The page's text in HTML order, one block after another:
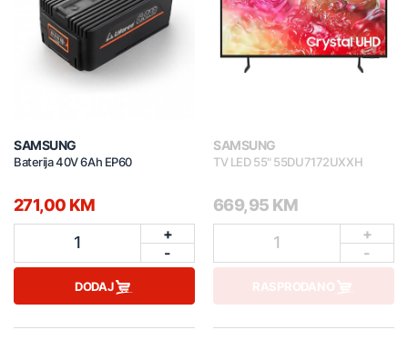
SAMSUNG
Baterija 40V 6Ah EP60
271,00 KM
1
+
-
DODAJ
SAMSUNG
TV LED 55" 55DU7172UXXH
669,95 KM
1
+
-
RASPRODANO